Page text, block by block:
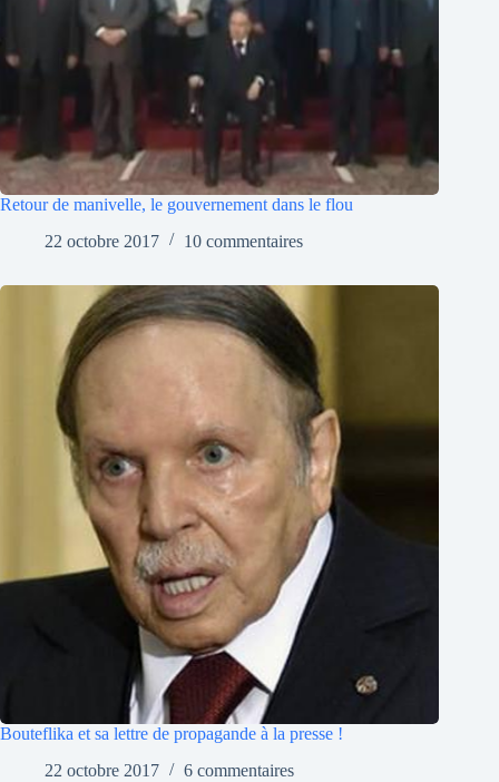
Retour de manivelle, le gouvernement dans le flou
22 octobre 2017
10 commentaires
Bouteflika et sa lettre de propagande à la presse !
22 octobre 2017
6 commentaires